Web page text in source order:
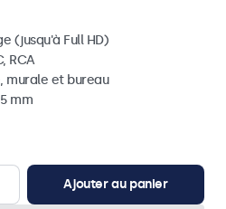
(jusqu'à Full HD)
RCA
murale et bureau
mm
Ajouter au panier